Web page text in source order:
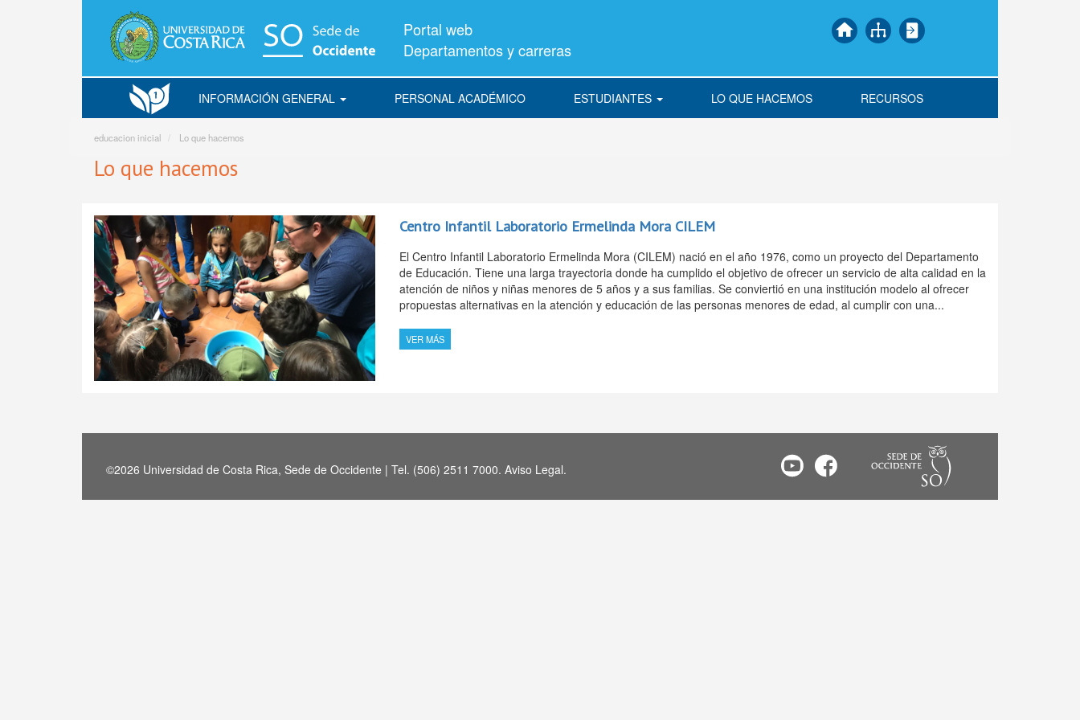
Portal web
Departamentos y carreras
Educación
inicial
INFORMACIÓN GENERAL PERSONAL ACADÉMICO ESTUDIANTES LO QUE HACEMOS RECURSOS
educacion inicial Lo que hacemos
Lo que hacemos
Centro Infantil Laboratorio Ermelinda Mora CILEM
El Centro Infantil Laboratorio Ermelinda Mora (CILEM) nació en el año 1976, como un proyecto del Departamento
de Educación. Tiene una larga trayectoria donde ha cumplido el objetivo de ofrecer un servicio de alta calidad en la
atención de niños y niñas menores de 5 años y a sus familias. Se conviertió en una institución modelo al ofrecer
propuestas alternativas en la atención y educación de las personas menores de edad, al cumplir con una...
VER MÁS
©2026 Universidad de Costa Rica, Sede de Occidente | Tel. (506) 2511 7000. Aviso Legal.